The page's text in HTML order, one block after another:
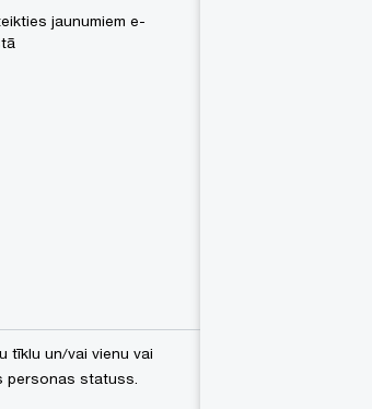
jaunumiem e-
tīklu un/vai vienu vai
personas statuss.